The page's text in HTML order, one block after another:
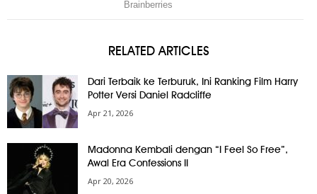
RELATED ARTICLES
Dari Terbaik ke Terburuk, Ini Ranking Film Harry
Potter Versi Daniel Radcliffe
Apr 21, 2026
Madonna Kembali dengan “I Feel So Free”,
Awal Era Confessions II
Apr 20, 2026